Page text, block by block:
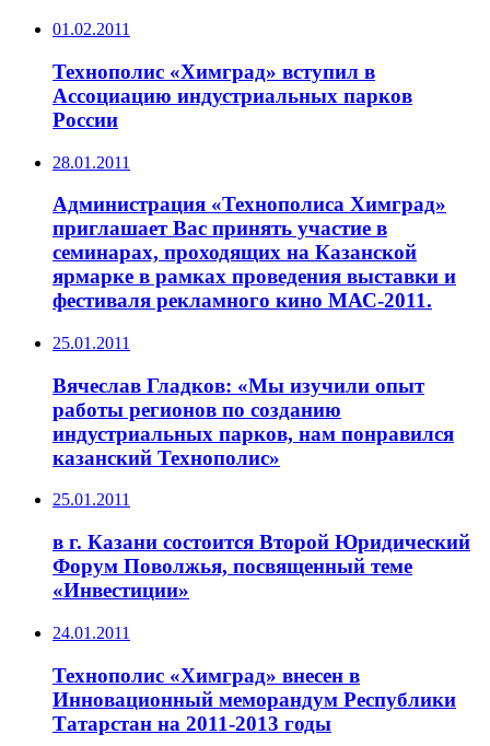
01.02.2011
Технополис «Химград» вступил в
Ассоциацию индустриальных парков
России
28.01.2011
Администрация «Технополиса Химград»
приглашает Вас принять участие в
семинарах, проходящих на Казанской
ярмарке в рамках проведения выставки и
фестиваля рекламного кино МАС-2011.
25.01.2011
Вячеслав Гладков: «Мы изучили опыт
работы регионов по созданию
индустриальных парков, нам понравился
казанский Технополис»
25.01.2011
в г. Казани состоится Второй Юридический
Форум Поволжья, посвященный теме
«Инвестиции»
24.01.2011
Технополис «Химград» внесен в
Инновационный меморандум Республики
Татарстан на 2011-2013 годы